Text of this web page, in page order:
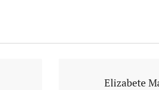
Elizabete